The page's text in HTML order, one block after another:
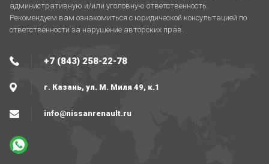
административную и/или уголовную ответственность.
Рекомендуем вам ознакомиться с юридической консультацией по
ответственности за нарушение авторских прав.
+7 (843) 258-22-78
г. Казань, ул. М. Миля 49, к.1
info@nissanrenault.ru